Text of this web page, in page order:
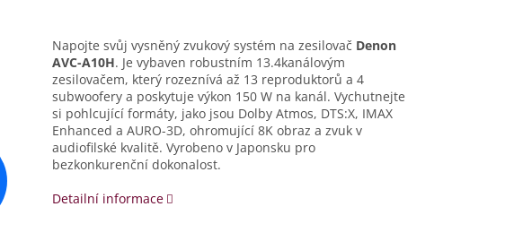
Napojte svůj vysněný zvukový systém na zesilovač Denon
AVC-A10H. Je vybaven robustním 13.4kanálovým
zesilovačem, který rozeznívá až 13 reproduktorů a 4
subwoofery a poskytuje výkon 150 W na kanál. Vychutnejte
si pohlcující formáty, jako jsou Dolby Atmos, DTS:X, IMAX
Enhanced a AURO-3D, ohromující 8K obraz a zvuk v
audiofilské kvalitě. Vyrobeno v Japonsku pro
bezkonkurenční dokonalost.
Detailní informace